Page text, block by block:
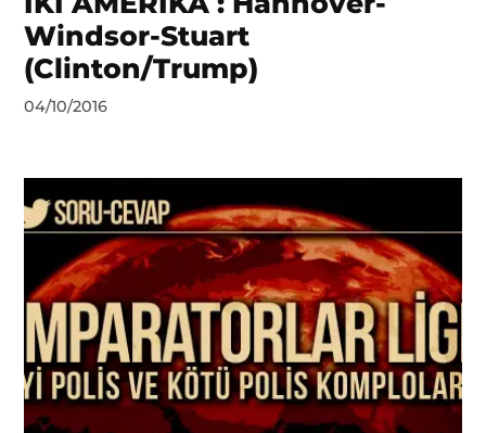
Windsor-Stuart
(Clinton/Trump)
by
04/10/2016